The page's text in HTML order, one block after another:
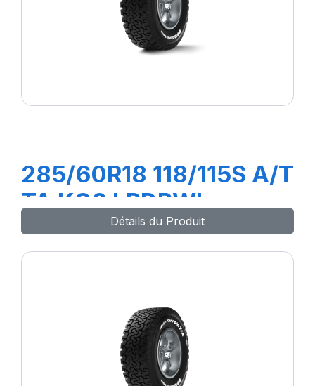
285/60R18 118/115S A/T
TA KO2 LRDRWL
Détails du Produit